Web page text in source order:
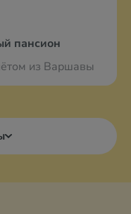
пансион
из Варшавы